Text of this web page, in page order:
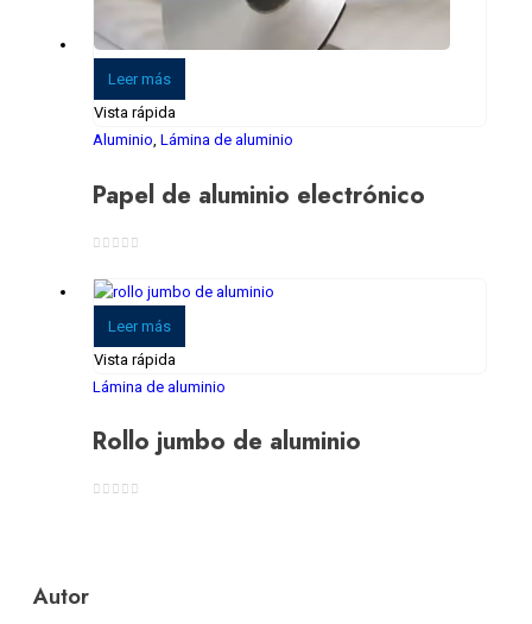
Leer más
Vista rápida
Aluminio, Lámina de aluminio
Papel de aluminio electrónico
Leer más
Vista rápida
Lámina de aluminio
Rollo jumbo de aluminio
Autor